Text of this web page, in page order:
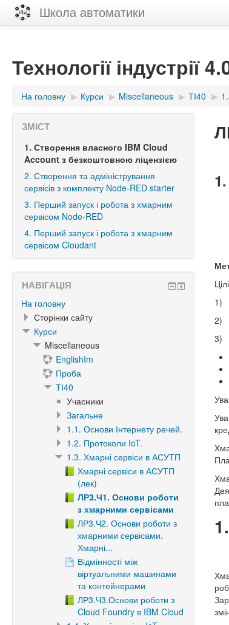
Школа автоматики
Технології індустрії
На головну ▶︎ Курси ▶︎ Miscellaneous ▶︎ ТІ40 ▶︎
1)
2)
3)
ЗМІСТ
1. Створення власного IBM Cloud
Account з безкоштовною ліцензією
2. Створення та адміністрування
сервісів з комплекту Node-RED starter
3. Перший запуск і робота з хмарним
сервісом Node-RED
4. Перший запуск і робота з хмарним
сервісом Cloudant
НАВІГАЦІЯ
На головну
Сторінки сайту
Курси
Miscellaneous
EnglishIm
Проба
ТІ40
Учасники
Загальне
1.1. Основи Інтернету речей.
1.2. Протоколи IoT.
1.3. Хмарні сервіси в АСУТП
Хмарні сервіси в АСУТП
(лек)
ЛР3.Ч1. Основи роботи
з хмарними сервісами
ЛР3.Ч2. Основи роботи з
хмарними сервісами.
Хмарні...
Відмінності між
віртуальними машинами
та контейнерами
ЛР3.Ч3.Основи роботи з
Cloud Foundry в IBM Cloud